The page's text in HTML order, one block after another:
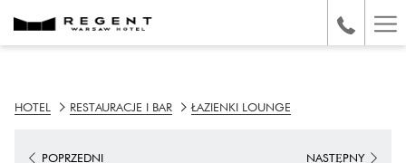
HOTEL RESTAURACJE I BAR ŁAZIENKI LOUNGE
POPRZEDNI NASTĘPNY